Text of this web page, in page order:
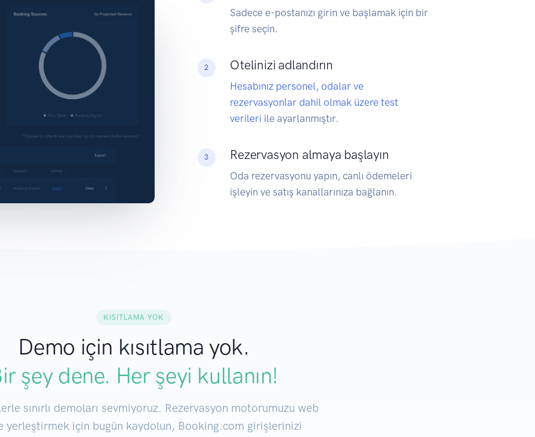
Sadece e-postanızı girin ve başlamak için bir
şifre seçin.
2 Otelinizi adlandırın
Hesabınız personel, odalar ve
rezervasyonlar dahil olmak üzere test
verileri ile ayarlanmıştır.
3 Rezervasyon almaya başlayın
Oda rezervasyonu yapın, canlı ödemeleri
işleyin ve satış kanallarınıza bağlanın.
KISITLAMA YOK
Demo için kısıtlama yok.
şey dene. Her şeyi kullanın!
sınırlı demoları sevmiyoruz. Rezervasyon motorumuzu web
yerleştirmek için bugün kaydolun, Booking.com girişlerinizi